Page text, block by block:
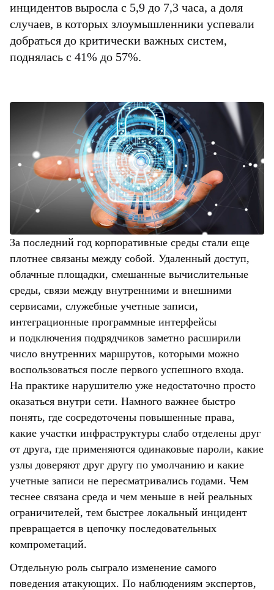
За последний год корпоративные среды стали еще
плотнее связаны между собой. Удаленный доступ,
облачные площадки, смешанные вычислительные
среды, связи между внутренними и внешними
сервисами, служебные учетные записи,
интеграционные программные интерфейсы
и подключения подрядчиков заметно расширили
число внутренних маршрутов, которыми можно
воспользоваться после первого успешного входа.
На практике нарушителю уже недостаточно просто
оказаться внутри сети. Намного важнее быстро
понять, где сосредоточены повышенные права,
какие участки инфраструктуры слабо отделены друг
от друга, где применяются одинаковые пароли, какие
узлы доверяют друг другу по умолчанию и какие
учетные записи не пересматривались годами. Чем
теснее связана среда и чем меньше в ней реальных
ограничителей, тем быстрее локальный инцидент
превращается в цепочку последовательных
компрометаций.
Отдельную роль сыграло изменение самого
поведения атакующих. По наблюдениям экспертов,
инцидентов выросла с 5,9 до 7,3 часа, а доля
случаев, в которых злоумышленники успевали
добраться до критически важных систем,
поднялась с 41% до 57%.